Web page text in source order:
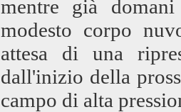
mentre già
modesto corpo
attesa di una
dall'inizio della
campo di alta